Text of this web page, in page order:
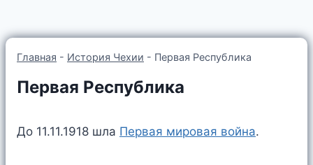
Главная - История Чехии - Первая Республика
Первая Республика
До 11.11.1918 шла Первая мировая война.